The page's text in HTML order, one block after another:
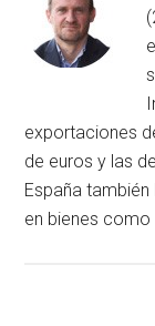
exportaciones
de euros y las
España
en bienes como